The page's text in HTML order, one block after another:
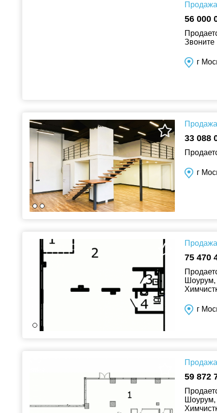
56 000
Звоните
г
33 088
г
75 470
Шоурум,
г
59 872
Шоурум,